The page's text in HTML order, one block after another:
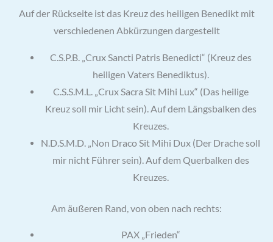
Auf der Rückseite ist das Kreuz des heiligen Benedikt mit
verschiedenen Abkürzungen dargestellt
C.S.P.B. „Crux Sancti Patris Benedicti“ (Kreuz des
heiligen Vaters Benediktus).
C.S.S.M.L. „Crux Sacra Sit Mihi Lux“ (Das heilige
Kreuz soll mir Licht sein). Auf dem Längsbalken des
Kreuzes.
N.D.S.M.D. „Non Draco Sit Mihi Dux (Der Drache soll
mir nicht Führer sein). Auf dem Querbalken des
Kreuzes.
Am äußeren Rand, von oben nach rechts:
PAX „Frieden“